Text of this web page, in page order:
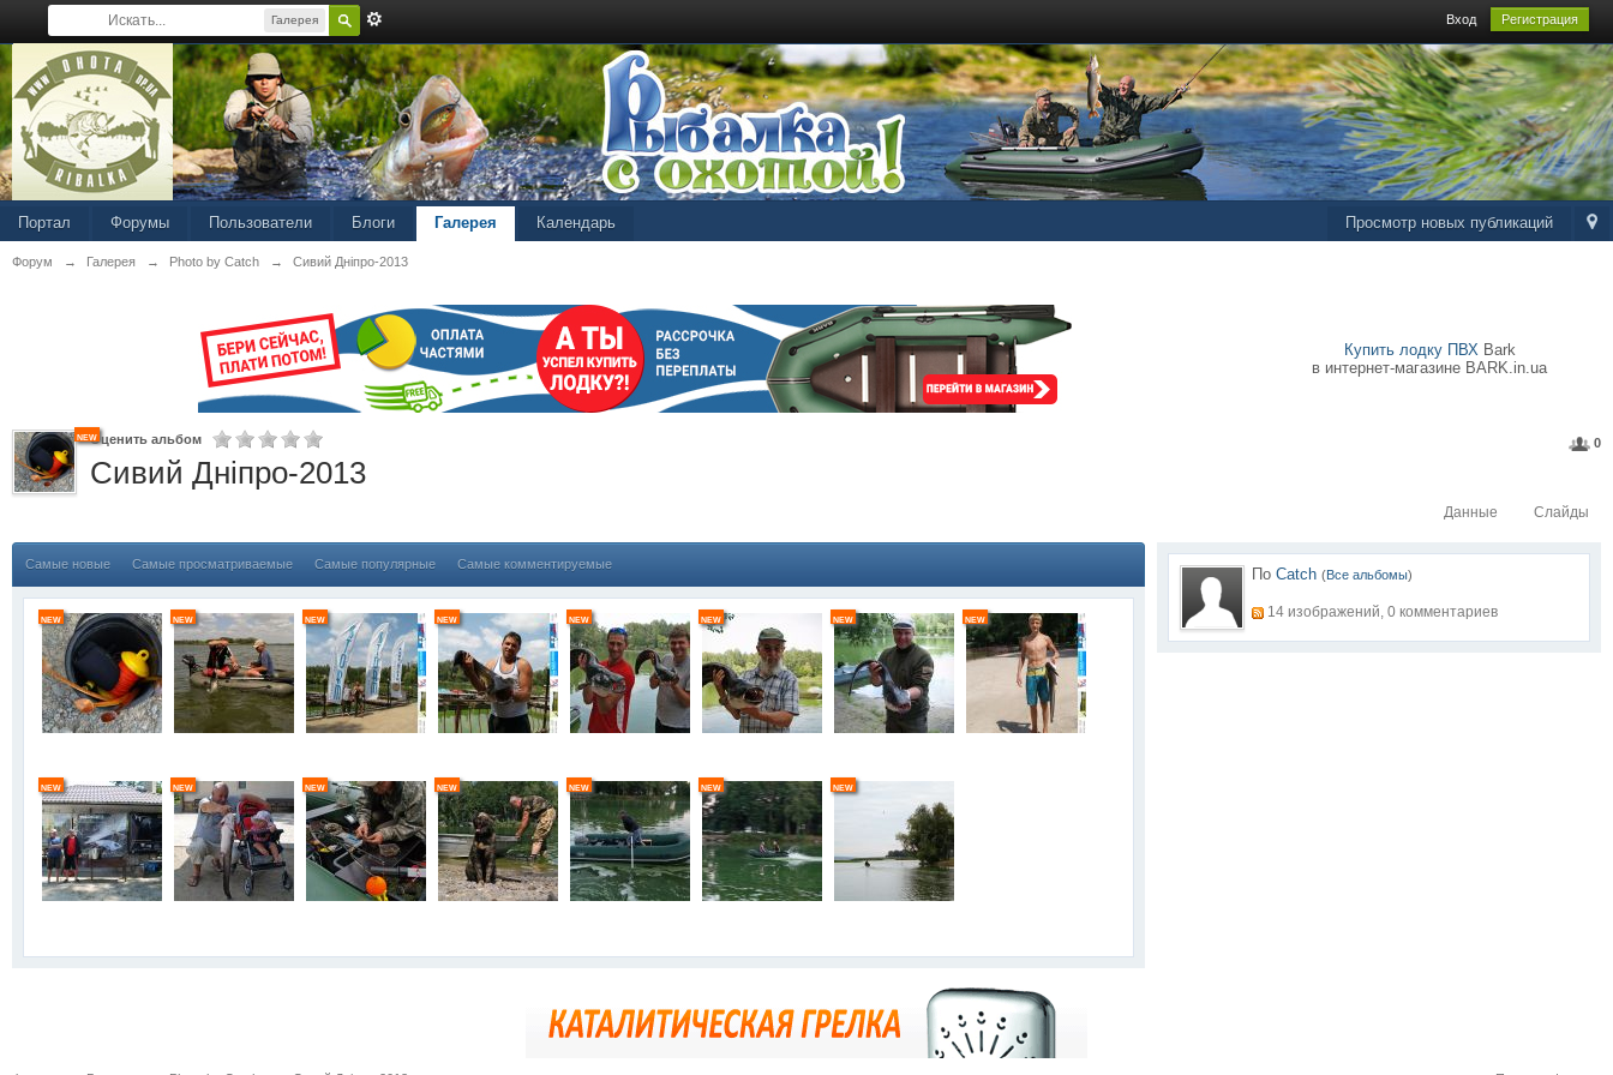
Галерея Вход Регистрация
Просмотр новых публикаций
Портал Форумы Пользователи Блоги Галерея Календарь
Форум → Галерея → Photo by Catch → Сивий Дніпро-2013
Купить лодку ПВХBark
в интернет-магазине BARK.in.ua
0
newОценить альбом
Сивий Дніпро-2013
Слайды
Данные
По Catch (Все альбомы)
14 изображений, 0 комментариев
Самые новые Самые просматриваемые Самые популярные Самые комментируемые
new new new new new new new new
new new new new new new new